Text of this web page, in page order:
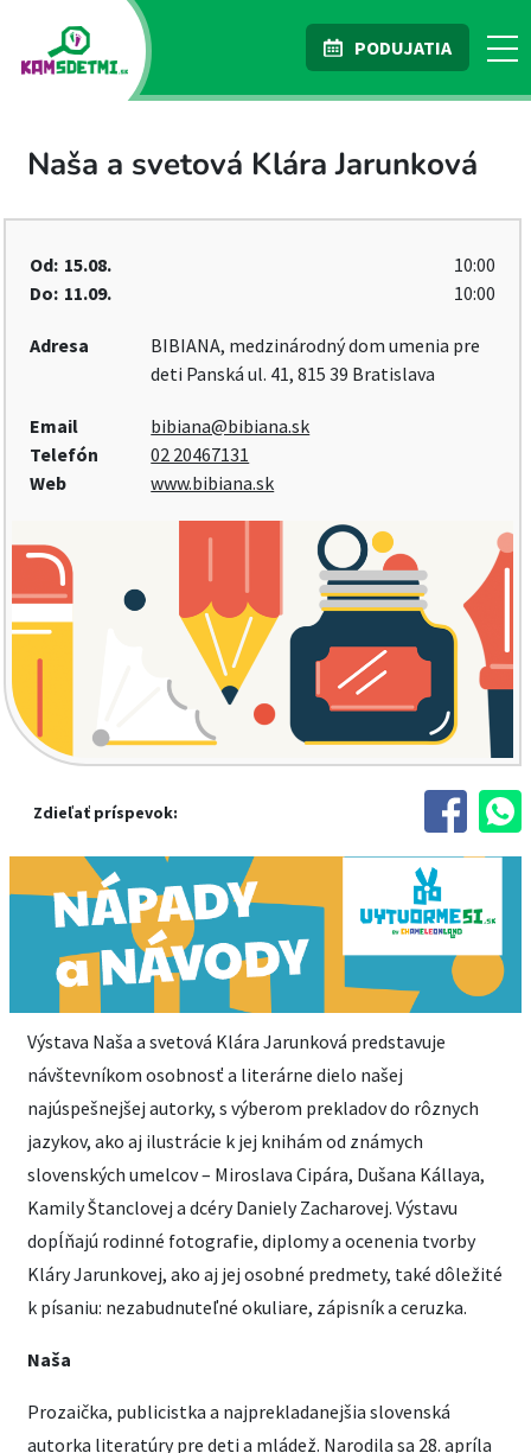
PODUJATIA
Naša a svetová Klára Jarunková
Od: 15.08.
10:00
Do: 11.09. 10:00
Adresa
BIBIANA, medzinárodný dom umenia pre
deti Panská ul. 41, 815 39 Bratislava
Email
bibiana@bibiana.sk
Telefón
02 20467131
Web
www.bibiana.sk
Zdieľať príspevok:
Výstava Naša a svetová Klára Jarunková predstavuje
návštevníkom osobnosť a literárne dielo našej
najúspešnejšej autorky, s výberom prekladov do rôznych
jazykov, ako aj ilustrácie k jej knihám od známych
slovenských umelcov – Miroslava Cipára, Dušana Kállaya,
Kamily Štanclovej a dcéry Daniely Zacharovej. Výstavu
dopĺňajú rodinné fotografie, diplomy a ocenenia tvorby
Kláry Jarunkovej, ako aj jej osobné predmety, také dôležité
k písaniu: nezabudnuteľné okuliare, zápisník a ceruzka.
Naša
Prozaička, publicistka a najprekladanejšia slovenská
autorka literatúry pre deti a mládež. Narodila sa 28. apríla